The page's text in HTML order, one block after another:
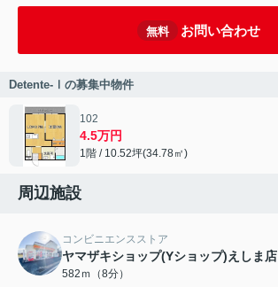
無料 お問い合わせ
Detente-Ⅰの募集中物件
102
4.5万円
1階 / 10.52坪(34.78㎡)
周辺施設
コンビニエンスストア
ヤマザキショップ(Yショップ)えしま店
582ｍ（8分）